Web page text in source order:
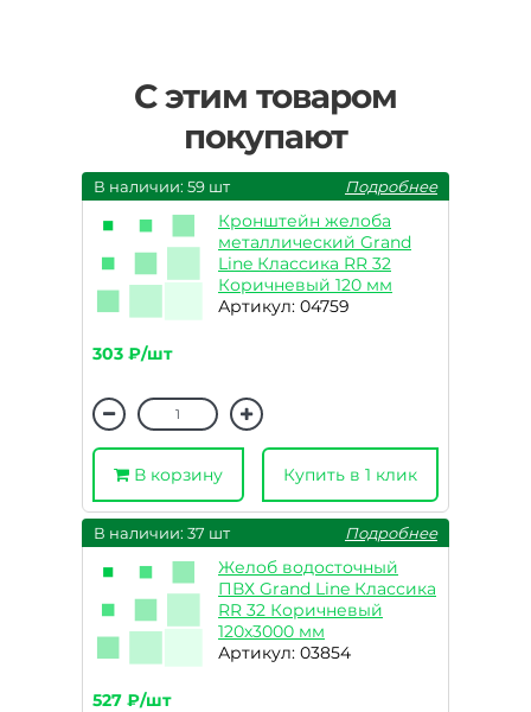
Снегозадержатель
трубчатый
овальный Borge
RAL 7024 Серый
графит 3 м
С этим товаром
покупают
В наличии: 59 шт Подробнее
Кронштейн желоба
металлический Grand
Line Классика RR 32
Коричневый 120 мм
Артикул: 04759
303 ₽/шт
В корзину Купить в 1 клик
В наличии: 37 шт Подробнее
Желоб водосточный
ПВХ Grand Line Классика
RR 32 Коричневый
120х3000 мм
Артикул: 03854
527 ₽/шт